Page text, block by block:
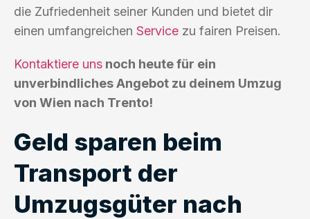
die Zufriedenheit seiner Kunden und bietet dir
einen umfangreichen Service zu fairen Preisen.
Kontaktiere uns noch heute für ein
unverbindliches Angebot zu deinem Umzug
von Wien nach Trento!
Geld sparen beim
Transport der
Umzugsgüter nach